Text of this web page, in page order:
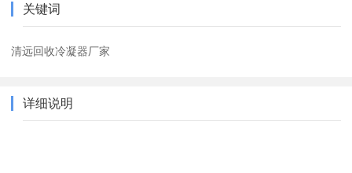
关键词
清远回收冷凝器厂家
详细说明